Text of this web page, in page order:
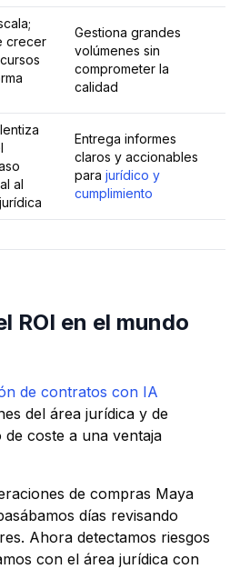
crecer
Gestiona grandes
volúmenes sin
comprometer la
calidad
al
Entrega informes
claros y accionables
para jurídico y
cumplimiento
ROI en el mundo
de contratos con IA
del área jurídica y de
coste a una ventaja
de compras Maya
días revisando
Ahora detectamos riesgos
con el área jurídica con